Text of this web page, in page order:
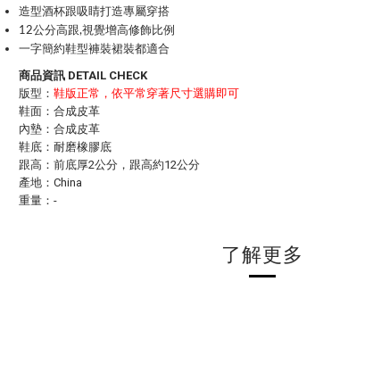
造型酒杯跟吸睛打造專屬穿搭
12公分高跟,視覺增高修飾比例
一字簡約鞋型褲裝裙裝都適合
商品資訊 DETAIL CHECK
版型： 鞋版正常，依平常穿著尺寸選購即可
鞋面：合成皮革
內墊：合成皮革
鞋底：耐磨橡膠底
跟高：前底厚2公分，跟高約12公分
產地：China
重量：-
了解更多